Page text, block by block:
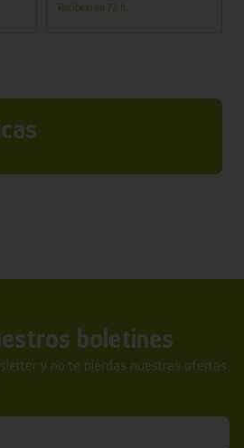
Recíbelo en 72 h.
boletines
y no te pierdas nuestras ofertas